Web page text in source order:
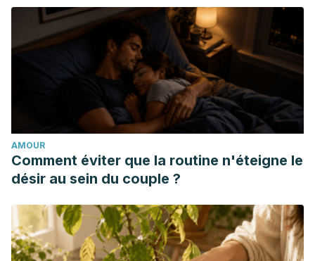
hombro doloroso.” Rehabilitación 39.3 (2005): 113-120.
Bravo Acosta, Tania, et al. “Valor de la ecografía
musculoesquelética en el dolor agudo de hombro.” Revista
Cubana de Medicina Física y Rehabilitación 8.2 (2017):
Jiménez-Martín, A., et al. “Tratamiento de la tendinitis
calcificante de hombro mediante artroscopia.” Trauma
Fund MAPFRE 23 (2012): 32-37.
AMOUR
Comment éviter que la routine n'éteigne le
désir au sein du couple ?